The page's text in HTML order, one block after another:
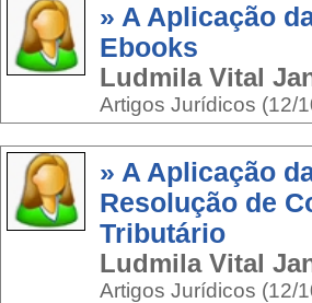
» A Aplicação
Ebooks
Ludmila Vital
Artigos Jurídicos (12/
» A Aplicação
Resolução de
Tributário
Ludmila Vital
Artigos Jurídicos (12/